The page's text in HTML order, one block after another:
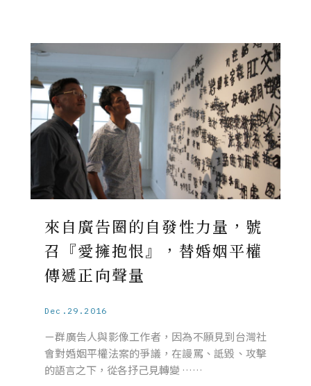
來自廣告圈的自發性力量，號
召『愛擁抱恨』，替婚姻平權
傳遞正向聲量
Dec.29.2016
ㄧ群廣告人與影像工作者，因為不願見到台灣社
會對婚姻平權法案的爭議，在謾罵、詆毀、攻擊
的語言之下，從各抒己見轉變 ……